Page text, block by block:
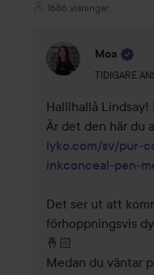
1686 visningar
Moa
TIDIGARE
Hallihallå Lindsay!
lyko.com/sv/pur-
inkconceal-pen-
Det ser ut att
förhoppningsvis
🤞🏻
Medan du väntar